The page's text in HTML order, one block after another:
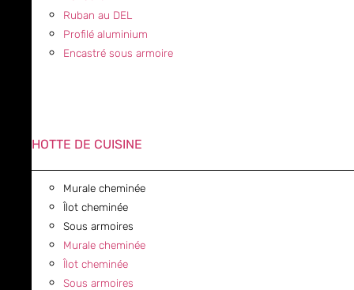
Ruban au DEL
Profilé aluminium
Encastré sous armoire
HOTTE DE CUISINE
Murale cheminée
Îlot cheminée
Sous armoires
Murale cheminée
Îlot cheminée
Sous armoires